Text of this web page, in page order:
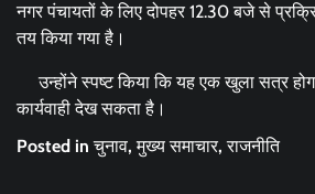
नगर पंचायतों के लिए दोपहर 12.30 बजे से
तय किया गया है।
उन्होंने स्पष्ट किया कि यह एक खुला सत्र
कार्यवाही देख सकता है।
Posted inचुनाव,मुख्य समाचार,राजनीति